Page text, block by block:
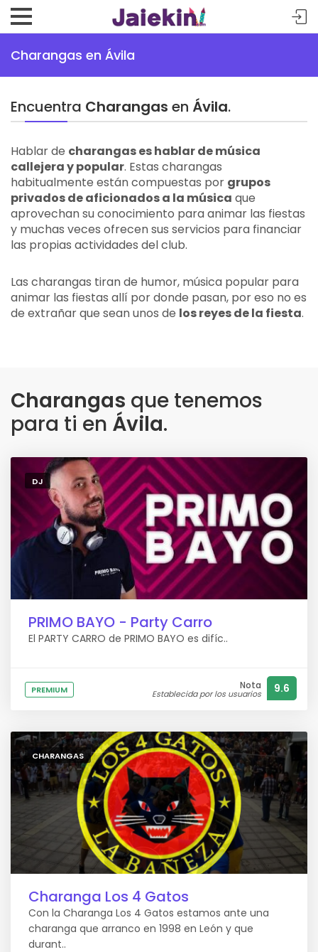
Charangas en Ávila
Encuentra Charangas en Ávila.
Hablar de charangas es hablar de música
callejera y popular. Estas charangas
habitualmente están compuestas por grupos
privados de aficionados a la música que
aprovechan su conocimiento para animar las fiestas
y muchas veces ofrecen sus servicios para financiar
las propias actividades del club.
Las charangas tiran de humor, música popular para
animar las fiestas allí por donde pasan, por eso no es
de extrañar que sean unos de los reyes de la fiesta.
Charangas que tenemos
para ti en Ávila.
DJ
PRIMO BAYO - Party Carro
El PARTY CARRO de PRIMO BAYO es difíc..
PREMIUM Nota
Establecida por los usuarios 9.6
CHARANGAS
Charanga Los 4 Gatos
Con la Charanga Los 4 Gatos estamos ante una
charanga que arranco en 1998 en León y que
durant..